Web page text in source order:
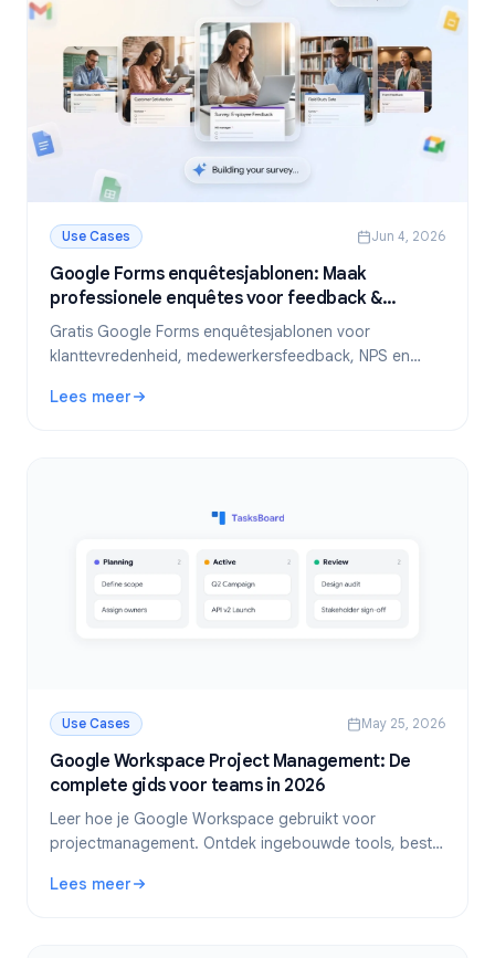
Use Cases Jun 4, 2026
Google Forms enquêtesjablonen: Maak
professionele enquêtes voor feedback &
onderzoek
Gratis Google Forms enquêtesjablonen voor
klanttevredenheid, medewerkersfeedback, NPS en
delen en analyseren van enquêtes.
Lees meer
: Google Forms enquêtesjablonen: Maak professionele
Use Cases May 25, 2026
Google Workspace Project Management: De
complete gids voor teams in 2026
Leer hoe je Google Workspace gebruikt voor
projectmanagement. Ontdek ingebouwde tools, best
Google Tasks naar een hoger niveau tilt.
Lees meer
: Google Workspace Project Management: De complete